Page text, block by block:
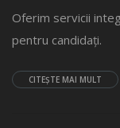
Oferim servicii
pentru candidați.
CITEȘTE MAI MULT